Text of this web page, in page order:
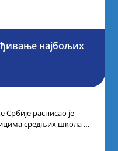
најбољих
Србије расписао је
средњих школа за